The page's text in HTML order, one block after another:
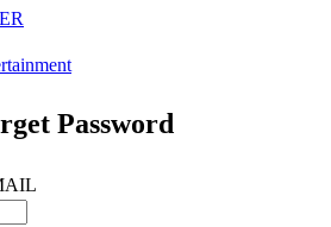
Password